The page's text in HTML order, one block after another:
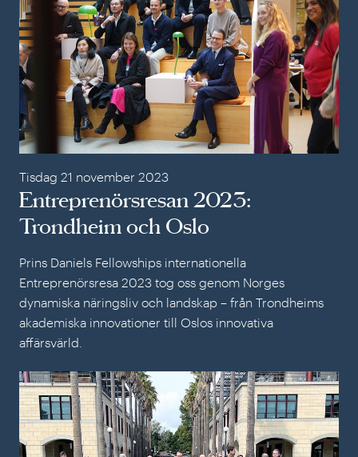
Tisdag 21 november 2023
Entreprenörsresan 2023:
Trondheim och Oslo
Prins Daniels Fellowships internationella
Entreprenörsresa 2023 tog oss genom Norges
dynamiska näringsliv och landskap – från Trondheims
akademiska innovationer till Oslos innovativa
affärsvärld.